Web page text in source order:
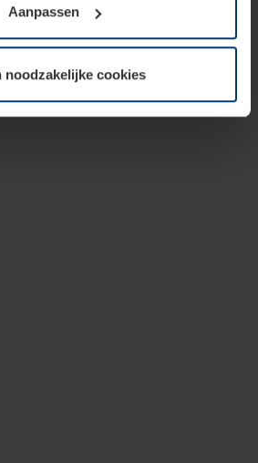
toestemming vereist. Uw
elk moment bij de uitleg van de
Aanpassen
noodzakelijke cookies